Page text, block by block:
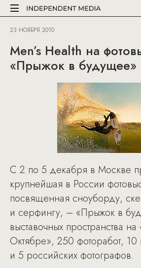
23 НОЯБРЯ 2010
Men’s Health на
«Прыжок в будущее»
С 2 по 5 декабря в Москве
крупнейшая в России
посвященная сноуборду,
и серфингу, – «Прыжок в
выставочных пространства
Октябре», 250 фоторабот,
и 5 российских фотографов.